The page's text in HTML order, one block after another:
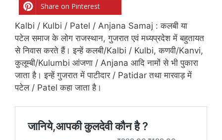
Share on Pinterest
Kalbi / Kulbi / Patel / Anjana Samaj : कलबी या
पटेल समाज के लोग राजस्थान, गुजरात एवं मध्यप्रदेश में बहुतायत
से निवास करते हैं। इन्हें कलबी/Kalbi / Kulbi, कणवी/Kanvi,
कुलूम्बी/Kulumbi आंजणा / Anjana आदि नामों से भी पुकारा
जाता है। इन्हें गुजरात में पाटीदार / Patidar तथा मारवाड़ में
पटेल / Patel कहा जाता है।